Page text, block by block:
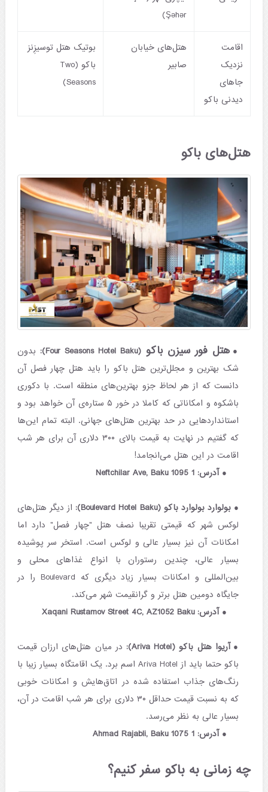
Şəhər)
اقامت
نزدیک
جاهای
دیدنی باکو
هتل‌های خیابان
صابیر
بوتیک هتل توسیزِنز
باکو (Two
Seasons)
هتل‌های باکو
هتل فور سیزن باکو (Four Seasons Hotel Baku):
بدون
شک بهترین و مجلل‌ترین هتل باکو را باید هتل چهار فصل آن
دانست که از هر لحاظ جزو بهترین‌های منطقه است. با دکوری
باشکوه و امکاناتی که کاملا در خور ۵ ستاره‌ی آن خواهد بود و
استانداردهایی در حد بهترین هتل‌های جهانی. البته تمام این‌ها
که گفتیم در نهایت به قیمت بالای ۳۰۰ دلاری آن برای هر شب
اقامت در این هتل می‌انجامد!
آدرس: 1 Neftchilar Ave, Baku 1095
بولوارد بولوارد باکو (Boulevard Hotel Baku):
از دیگر هتل‌های
لوکس شهر که قیمتی تقریبا نصف هتل "چهار فصل" دارد اما
امکانات آن نیز بسیار عالی و لوکس است. استخر سر پوشیده
بسیار عالی، چندین رستوران با انواع غذاهای محلی و
بین‌المللی و امکانات بسیار زیاد دیگری که Boulevard را در
جایگاه دومین هتل برتر و گرانقیمت شهر می‌کند.
آدرس: Xaqani Rustamov Street 4C, AZ1052 Baku
آریوا هتل باکو (Ariva Hotel):
در میان هتل‌های ارزان قیمت
باکو حتما باید از Ariva Hotel اسم برد. یک اقامتگاه بسیار زیبا با
رنگ‌های جذاب استفاده شده در اتاق‌هایش و امکانات خوبی
که به نسبت قیمت حداقل ۳۰ دلاری برای هر شب اقامت در آن،
بسیار عالی به نظر می‌رسد.
آدرس: 1 Ahmad Rajabli, Baku 1075
چه زمانی به باکو سفر کنیم؟